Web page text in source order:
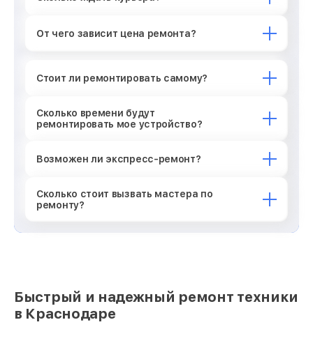
От чего зависит цена ремонта?
Стоит ли ремонтировать самому?
Сколько времени будут
ремонтировать мое устройство?
Возможен ли экспресс-ремонт?
Сколько стоит вызвать мастера по
ремонту?
Быстрый и надежный ремонт техники
в Краснодаре